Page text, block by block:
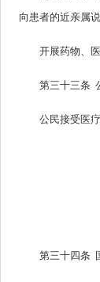
向患者的近亲属
开展药物、
第三十三条
公民接受医
第三十四条